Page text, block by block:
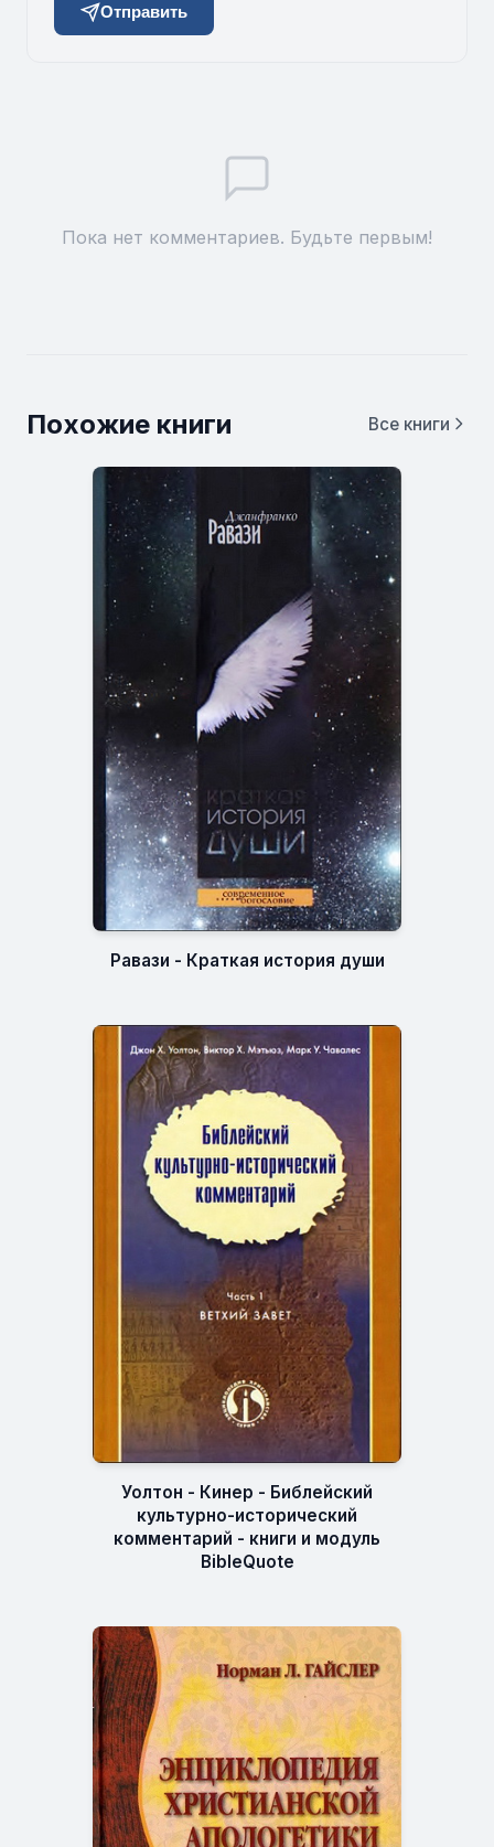
Отправить
Пока нет комментариев. Будьте первым!
Похожие книги Все книги
Равази - Краткая история души
Уолтон - Кинер - Библейский
культурно-исторический
комментарий - книги и модуль
BibleQuote